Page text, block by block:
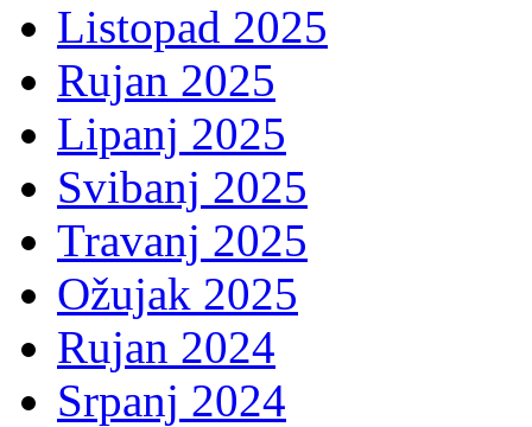
Listopad 2025
Rujan 2025
Lipanj 2025
Svibanj 2025
Travanj 2025
Ožujak 2025
Rujan 2024
Srpanj 2024